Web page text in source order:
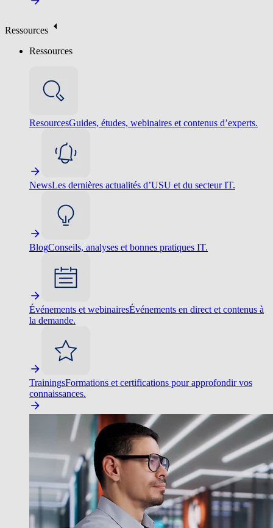
Ressources
Ressources
ResourcesGuides, études, webinaires et contenus d’experts.
NewsLes dernières actualités d’USU et du secteur IT.
BlogConseils, analyses et bonnes pratiques IT.
Événements et webinairesÉvénements en direct et contenus à
la demande.
TrainingsFormations et certifications pour approfondir vos
connaissances.